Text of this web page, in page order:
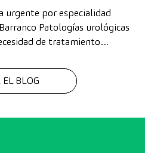
urgente por especialidad
Patologías urológicas
de tratamiento
con fiebre y dolor lumbar.
de litiasis con fiebre. Dolor
EL BLOG